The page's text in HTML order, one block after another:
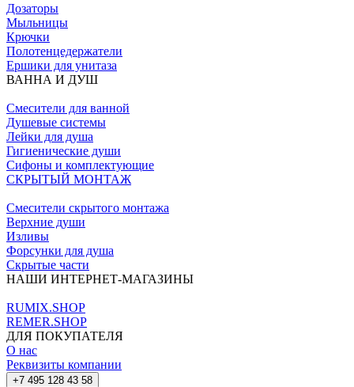
Дозаторы
Мыльницы
Крючки
Полотенцедержатели
Ершики для унитаза
ВАННА И ДУШ
Смесители для ванной
Душевые системы
Лейки для душа
Гигиенические души
Сифоны и комплектующие
СКРЫТЫЙ МОНТАЖ
Смесители скрытого монтажа
Верхние души
Изливы
Форсунки для душа
Скрытые части
НАШИ ИНТЕРНЕТ-МАГАЗИНЫ
RUMIX.SHOP
REMER.SHOP
ДЛЯ ПОКУПАТЕЛЯ
О нас
Реквизиты компании
+7 495 128 43 58